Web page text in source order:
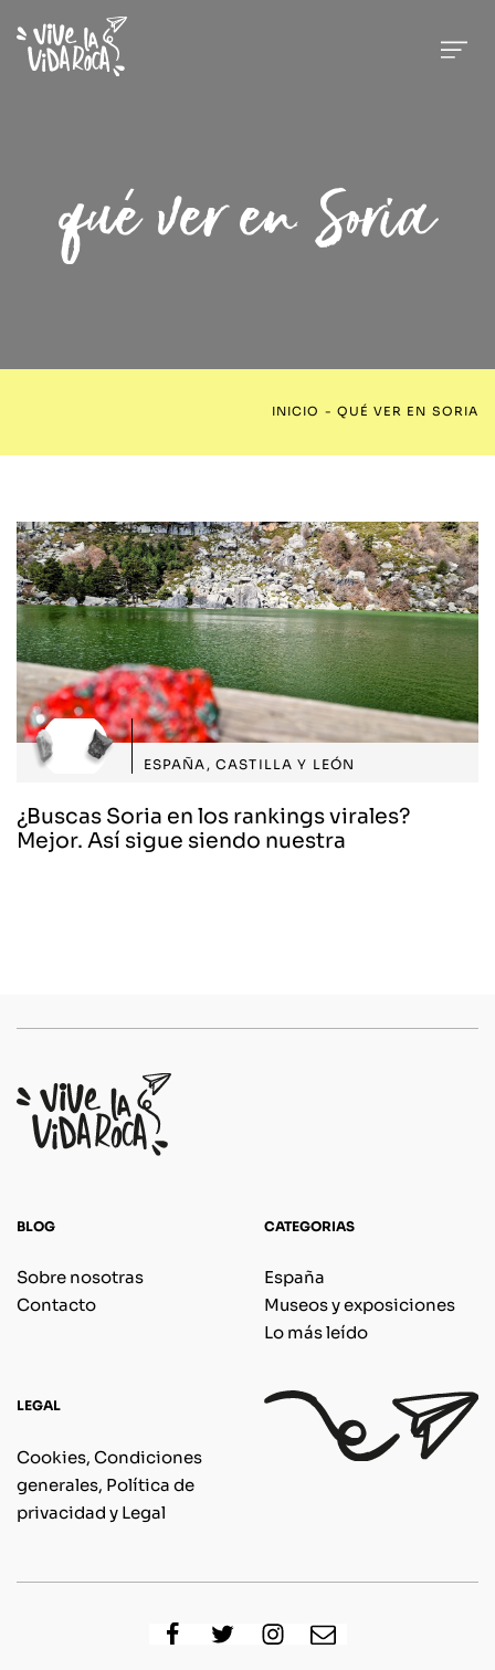
qué ver en Soria
INICIO - QUÉ VER EN SORIA
ESPAÑA , CASTILLA Y LEÓN
¿Buscas Soria en los rankings virales?
Mejor. Así sigue siendo nuestra
BLOG
Sobre nosotras
Contacto
CATEGORIAS
España
Museos y exposiciones
Lo más leído
LEGAL
Cookies, Condiciones
generales, Política de
privacidad y Legal